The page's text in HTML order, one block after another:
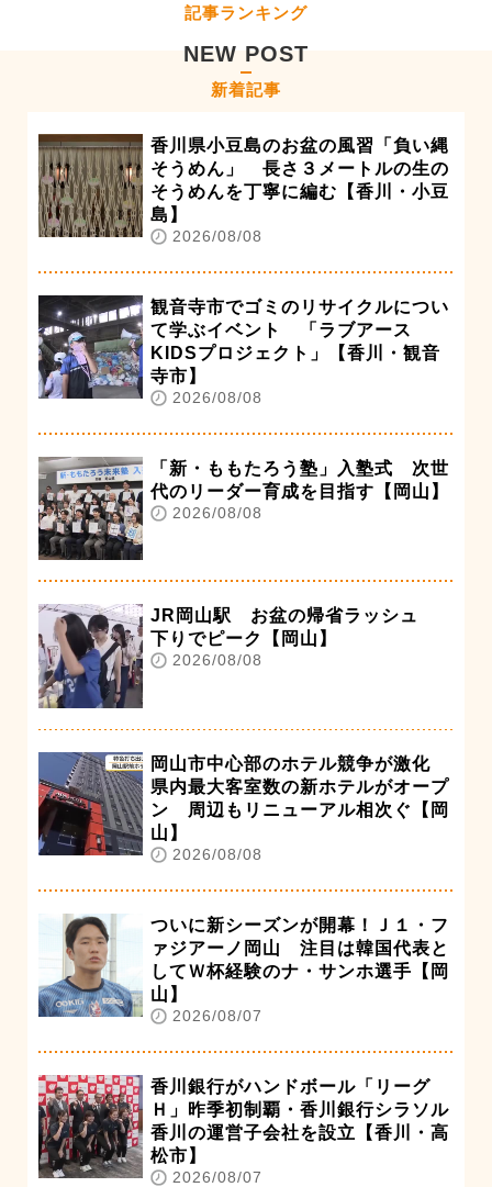
記事ランキング
NEW POST
新着記事
香川県小豆島のお盆の風習「負い縄
そうめん」 長さ３メートルの生の
そうめんを丁寧に編む【香川・小豆
島】
2026/08/08
観音寺市でゴミのリサイクルについ
て学ぶイベント 「ラブアース
KIDSプロジェクト」【香川・観音
寺市】
2026/08/08
「新・ももたろう塾」入塾式 次世
代のリーダー育成を目指す【岡山】
2026/08/08
JR岡山駅 お盆の帰省ラッシュ
下りでピーク【岡山】
2026/08/08
岡山市中心部のホテル競争が激化
県内最大客室数の新ホテルがオープ
ン 周辺もリニューアル相次ぐ【岡
山】
2026/08/08
ついに新シーズンが開幕！Ｊ１・フ
ァジアーノ岡山 注目は韓国代表と
してＷ杯経験のナ・サンホ選手【岡
山】
2026/08/07
香川銀行がハンドボール「リーグ
Ｈ」昨季初制覇・香川銀行シラソル
香川の運営子会社を設立【香川・高
松市】
2026/08/07